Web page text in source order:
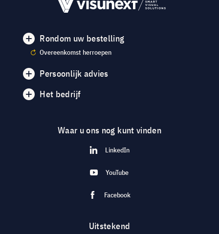
Rondom uw bestelling
Overeenkomst herroepen
Persoonlijk advies
Het bedrijf
Waar u ons nog kunt vinden
LinkedIn
YouTube
Facebook
Uitstekend